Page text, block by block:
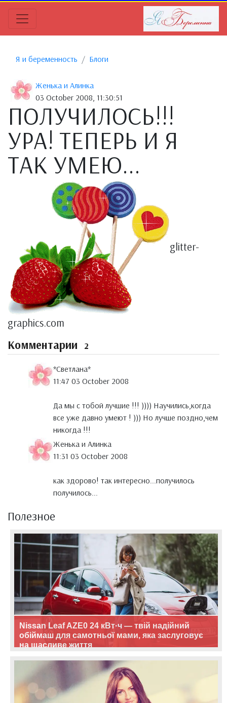
Я и беременность Блоги
Женька и Алинка
03 October 2008, 11:30:51
ПОЛУЧИЛОСЬ!!!
УРА! ТЕПЕРЬ И Я
ТАК УМЕЮ...
glitter-
graphics.com
Комментарии 2
*Светлана*
11:47 03 October 2008
Да мы с тобой лучшие !!! )))) Научились,когда
все уже давно умеют ! ))) Но лучше поздно,чем
никогда !!!
Женька и Алинка
11:31 03 October 2008
как здорово! так интересно...получилось
получилось...
Полезное
Nissan Leaf AZE0 24 кВт·ч — твій надійний
обіймаш для самотньої мами, яка заслуговує
на щасливе життя